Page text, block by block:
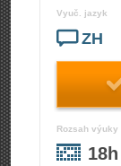
Vyuč. jazyk
ZH
Rozsah výuky
18h